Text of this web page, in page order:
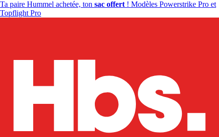
Ta paire Hummel achetée, ton sac offert ! Modèles Powerstrike Pro et
Topflight Pro